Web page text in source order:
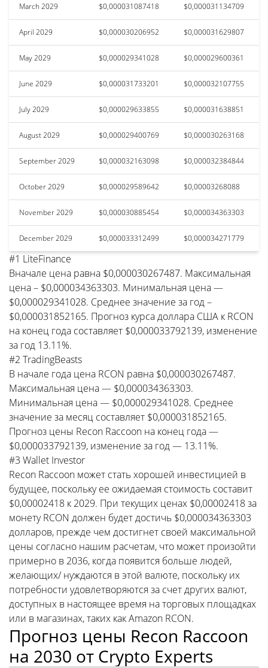
March 2029 $0,000031087418 $0,000031134709
April 2029 $0,000030206952 $0,000031629807
May 2029 $0,000029341028 $0,000029600361
June 2029 $0,000031733201 $0,000032107755
July 2029 $0,000029633855 $0,000031638851
August 2029 $0,000029400769 $0,000030263168
September 2029 $0,000032163098 $0,000032384844
October 2029 $0,000029589642 $0,00003268088
November 2029 $0,000030885454 $0,000034363303
December 2029 $0,000033312499 $0,000034271779
#1 LiteFinance
Вначале цена равна $0,000030267487. Максимальная
цена – $0,000034363303. Минимальная цена —
$0,000029341028. Среднее значение за год –
$0,000031852165. Прогноз курса доллара США к RCON
на конец года составляет $0,000033792139, изменение
за год 13.11%.
#2 TradingBeasts
В начале года цена RCON равна $0,000030267487.
Максимальная цена — $0,000034363303.
Минимальная цена — $0,000029341028. Среднее
значение за месяц составляет $0,000031852165.
Прогноз цены Recon Raccoon на конец года —
$0,000033792139, изменение за год — 13.11%.
#3 Wallet Investor
Recon Raccoon может стать хорошей инвестицией в
будущее, поскольку ее ожидаемая стоимость составит
$0,00002418 к 2029. При текущих ценах $0,00002418 за
монету RCON должен будет достичь $0,000034363303
долларов, прежде чем достигнет своей максимальной
цены согласно нашим расчетам, что может произойти
примерно в 2036, когда появится больше людей,
желающих/ нуждаются в этой валюте, поскольку их
потребности удовлетворяются за счет других валют,
доступных в настоящее время на торговых площадках
или в магазинах, таких как Amazon RCON.
Прогноз цены Recon Raccoon
на 2030 от Crypto Experts